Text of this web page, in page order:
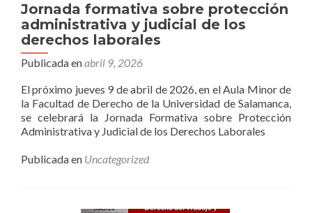
Jornada formativa sobre protección
administrativa y judicial de los
derechos laborales
Publicada enabril 9, 2026
El próximo jueves 9 de abril de 2026, en el Aula Minor de
la Facultad de Derecho de la Universidad de Salamanca,
se celebrará la Jornada Formativa sobre Protección
Administrativa y Judicial de los Derechos Laborales
Publicada en Uncategorized